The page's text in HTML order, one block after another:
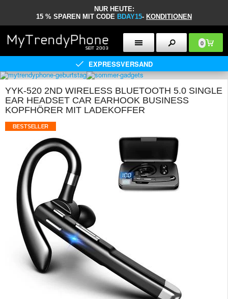
NUR HEUTE:
15 % SPAREN MIT CODE BDAY15- KONDITIONEN
0
EXPRESSVERSAND
YYK-520 2ND WIRELESS BLUETOOTH 5.0 SINGLE
EAR HEADSET CAR EARHOOK BUSINESS
KOPFHÖRER MIT LADEKOFFER